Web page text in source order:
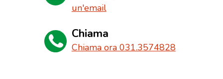
un'email
Chiama
Chiama ora 031.3574828